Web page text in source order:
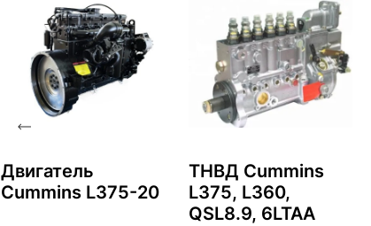
Двигатель
Cummins L375-20
ТНВД Cummins
L375, L360,
QSL8.9, 6LTAA